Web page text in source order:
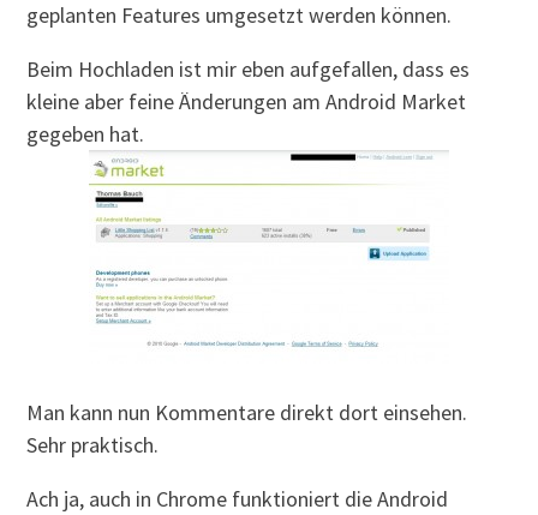
geplanten Features umgesetzt werden können.
Beim Hochladen ist mir eben aufgefallen, dass es
kleine aber feine Änderungen am Android Market
gegeben hat.
Man kann nun Kommentare direkt dort einsehen.
Sehr praktisch.
Ach ja, auch in Chrome funktioniert die Android